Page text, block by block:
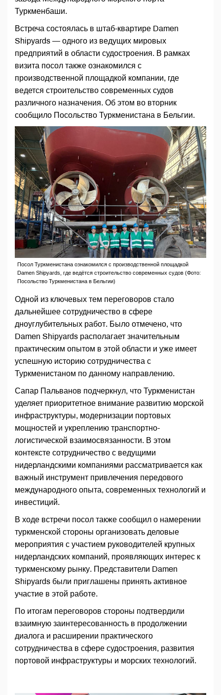
Туркменбаши.
Встреча состоялась в штаб-квартире Damen
Shipyards — одного из ведущих мировых
предприятий в области судостроения. В рамках
визита посол также ознакомился с
производственной площадкой компании, где
ведется строительство современных судов
различного назначения. Об этом во вторник
сообщило Посольство Туркменистана в Бельгии.
Посол Туркменистана ознакомился с производственной площадкой
Damen Shipyards, где ведётся строительство современных судов (Фото:
Посольство Туркменистана в Бельгии)
Одной из ключевых тем переговоров стало
дальнейшее сотрудничество в сфере
дноуглубительных работ. Было отмечено, что
Damen Shipyards располагает значительным
практическим опытом в этой области и уже имеет
успешную историю сотрудничества с
Туркменистаном по данному направлению.
Сапар Пальванов подчеркнул, что Туркменистан
уделяет приоритетное внимание развитию морской
инфраструктуры, модернизации портовых
мощностей и укреплению транспортно-
логистической взаимосвязанности. В этом
контексте сотрудничество с ведущими
нидерландскими компаниями рассматривается как
важный инструмент привлечения передового
международного опыта, современных технологий и
инвестиций.
В ходе встречи посол также сообщил о намерении
туркменской стороны организовать деловые
мероприятия с участием руководителей крупных
нидерландских компаний, проявляющих интерес к
туркменскому рынку. Представители Damen
Shipyards были приглашены принять активное
участие в этой работе.
По итогам переговоров стороны подтвердили
взаимную заинтересованность в продолжении
диалога и расширении практического
сотрудничества в сфере судостроения, развития
портовой инфраструктуры и морских технологий.